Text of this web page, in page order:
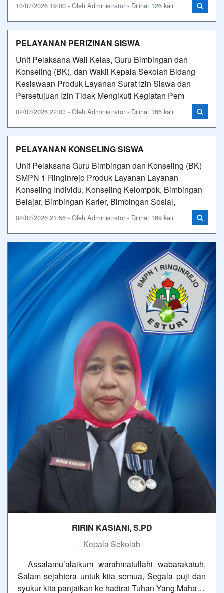
10/07/2026 19:00 - Oleh Administrator - Dilihat 126 kali
PELAYANAN PERIZINAN SISWA
Unit Pelaksana Wali Kelas, Guru Bimbingan dan
Konseling (BK), dan Wakil Kepala Sekolah Bidang
Kesiswaan Produk Layanan Surat Izin Siswa dan
Persetujuan Izin Tidak Mengikuti Kegiatan Pem
02/07/2026 22:03 - Oleh Administrator - Dilihat 166 kali
PELAYANAN KONSELING SISWA
Unit Pelaksana Guru Bimbingan dan Konseling (BK)
SMPN 1 Ringinrejo Produk Layanan Layanan
Konseling Individu, Konseling Kelompok, Bimbingan
Belajar, Bimbingan Karier, Bimbingan Sosial,
02/07/2026 21:56 - Oleh Administrator - Dilihat 169 kali
RIRIN KASIANI, S.PD
- Kepala Sekolah -
Assalamu’alaikum warahmatullahi wabarakatuh,
Salam sejahtera untuk kita semua, Segala puji dan
syukur kita panjatkan ke hadirat Tuhan Yang Maha…